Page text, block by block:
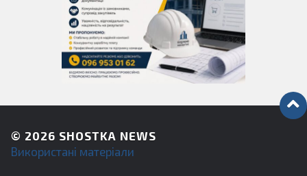
© 2026 SHOSTKA NEWS
Використані матеріали